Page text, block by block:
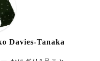
Davies-Tanaka